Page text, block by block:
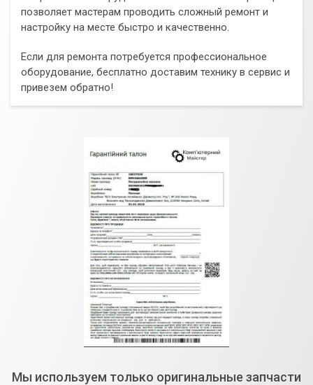
позволяет мастерам проводить сложный ремонт и
настройку на месте быстро и качественно.
Если для ремонта потребуется профессиональное
оборудование, бесплатно доставим технику в сервис и
привезем обратно!
Мы используем только оригинальные запчасти